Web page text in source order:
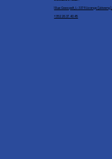
1 Rue Geespelt, L-3378 Livange (Léiweng),
+352 26 37 40 45